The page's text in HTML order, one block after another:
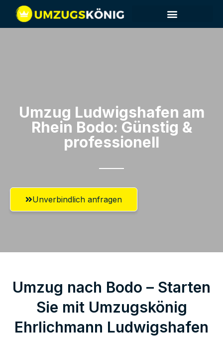
Umzug Ludwigshafen am
Rhein​ Bodo: Günstig &
professionell​
Unverbindlich anfragen
Umzug nach Bodo – Starten
Sie mit Umzugskönig
Ehrlichmann Ludwigshafen